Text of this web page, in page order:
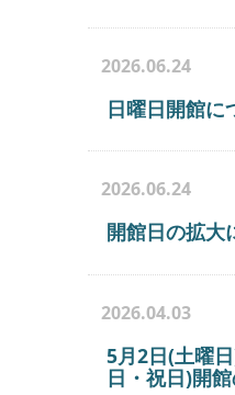
2026.06.24
日曜日開館に
2026.06.24
開館日の拡大
2026.04.03
5月2日(土曜
日・祝日)開